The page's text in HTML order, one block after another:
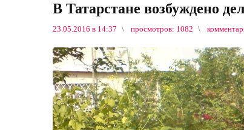
В Татарстане возбуждено
23.05.2016 в 14:37 просмотров: 1082